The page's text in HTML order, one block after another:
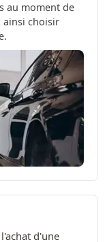
au moment de
ainsi choisir
d'une